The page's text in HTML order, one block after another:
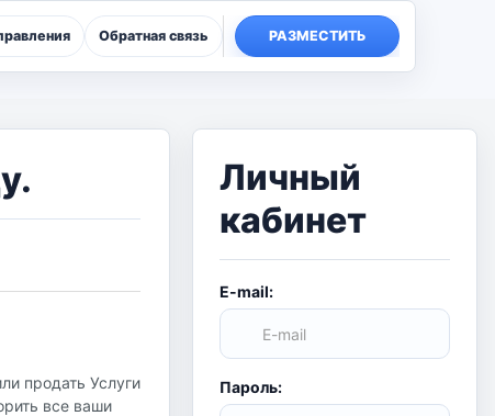
Обратная связь РАЗМЕСТИТЬ
продать Услуги
все ваши
Личный
кабинет
E-mail:
Пароль: